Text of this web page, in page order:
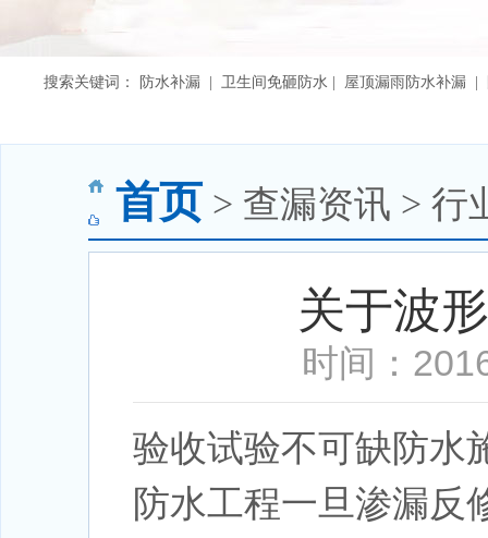
搜索关键词： 防水补漏 | 卫生间免砸防水 | 屋顶漏雨防水补漏
首页 > 查漏资讯 > 行
关于波
时间：
验收试验不可缺防水
防水工程一旦渗漏反